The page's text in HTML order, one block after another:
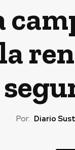
Por: Diario